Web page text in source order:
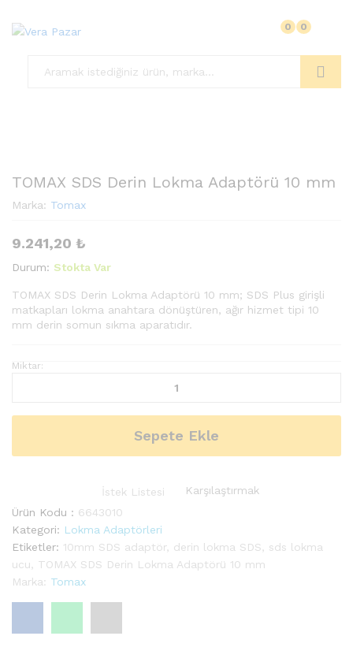
0 0
TOMAX SDS Derin Lokma Adaptörü 10 mm
Marka: Tomax
9.241,20 ₺
Durum: Stokta Var
TOMAX SDS Derin Lokma Adaptörü 10 mm; SDS Plus girişli
matkapları lokma anahtara dönüştüren, ağır hizmet tipi 10
mm derin somun sıkma aparatıdır.
T
S
D
e
r
i
n
Miktar:
Sepete Ekle
İstek Listesi
Karşılaştırmak
Ürün Kodu : 6643010
Kategori: Lokma Adaptörleri
Etiketler: 10mm SDS adaptör, derin lokma SDS
sds lokma
ucu
TOMAX SDS Derin Lokma Adaptörü 10 mm
Marka: Tomax